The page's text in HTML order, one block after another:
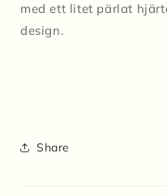
med ett litet pärlat
design.
Share